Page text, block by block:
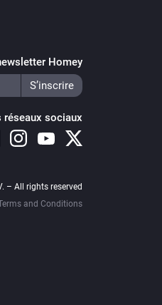
Homey
réseaux sociaux
– All rights reserved
and Conditions